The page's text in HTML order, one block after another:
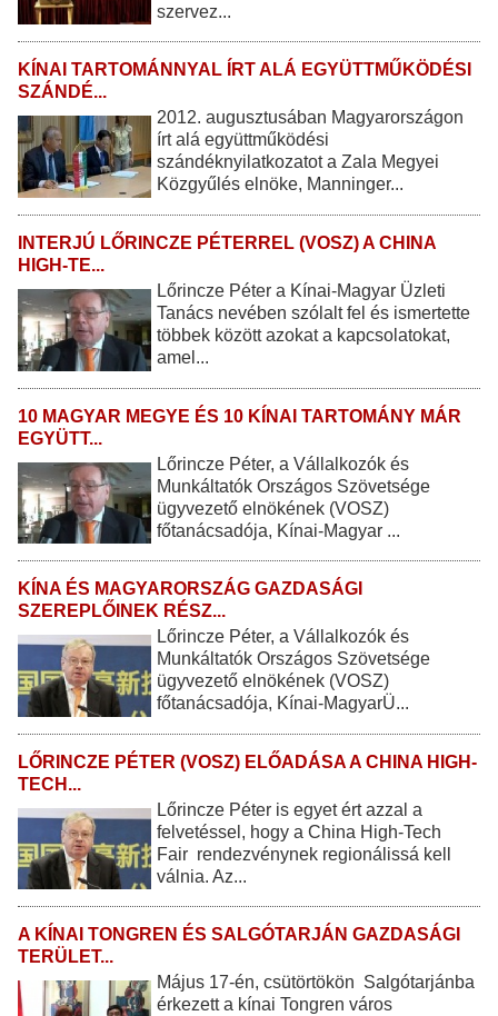
szervez...
KÍNAI TARTOMÁNNYAL ÍRT ALÁ EGYÜTTMŰKÖDÉSI
SZÁNDÉ...
2012. augusztusában Magyarországon
írt alá együttműködési
szándéknyilatkozatot a Zala Megyei
Közgyűlés elnöke, Manninger...
INTERJÚ LŐRINCZE PÉTERREL (VOSZ) A CHINA
HIGH-TE...
Lőrincze Péter a Kínai-Magyar Üzleti
Tanács nevében szólalt fel és ismertette
többek között azokat a kapcsolatokat,
amel...
10 MAGYAR MEGYE ÉS 10 KÍNAI TARTOMÁNY MÁR
EGYÜTT...
Lőrincze Péter, a Vállalkozók és
Munkáltatók Országos Szövetsége
ügyvezető elnökének (VOSZ)
főtanácsadója, Kínai-Magyar ...
KÍNA ÉS MAGYARORSZÁG GAZDASÁGI
SZEREPLŐINEK RÉSZ...
Lőrincze Péter, a Vállalkozók és
Munkáltatók Országos Szövetsége
ügyvezető elnökének (VOSZ)
főtanácsadója, Kínai-MagyarÜ...
LŐRINCZE PÉTER (VOSZ) ELŐADÁSA A CHINA HIGH-
TECH...
Lőrincze Péter is egyet ért azzal a
felvetéssel, hogy a China High-Tech
Fair rendezvénynek regionálissá kell
válnia. Az...
A KÍNAI TONGREN ÉS SALGÓTARJÁN GAZDASÁGI
TERÜLET...
Május 17-én, csütörtökön Salgótarjánba
érkezett a kínai Tongren város